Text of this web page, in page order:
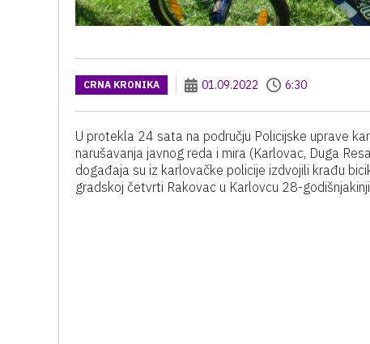
CRNA KRONIKA 01.09.2022 6:30
U protekla 24 sata na području Policijske uprave
narušavanja javnog reda i mira (Karlovac, Duga
događaja su iz karlovačke policije izdvojili krađu
gradskoj četvrti Rakovac u Karlovcu 28-